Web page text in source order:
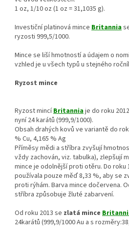
1 oz, 1/10 oz (1 oz = 31,1035 g).
Investiční platinová mince Britannia
ryzosti 999,5/1000.
Mince se liší hmotností a údajem o
vzhled je u všech typů u stejného
Ryzost mince
Ryzost mincíBritanniaje do roku
nyní 24 karátů (999,9/1000).
Obsah drahých kovů ve variantě do
% Cu, 4,165 % Ag
Příměsy mědi a stříbra zvyšují
vždy zachován, viz. tabulka), zlepšují
mince je odolnější proti otěru. Do roku
používala pouze měď 8,33 %, aby se
proti rýhám. Barva mince dočervena.
stříbra způsobuje žluté zabarvení.
Od roku 2013 se zlatá mince
24karátů (999,9/1000 Au a s